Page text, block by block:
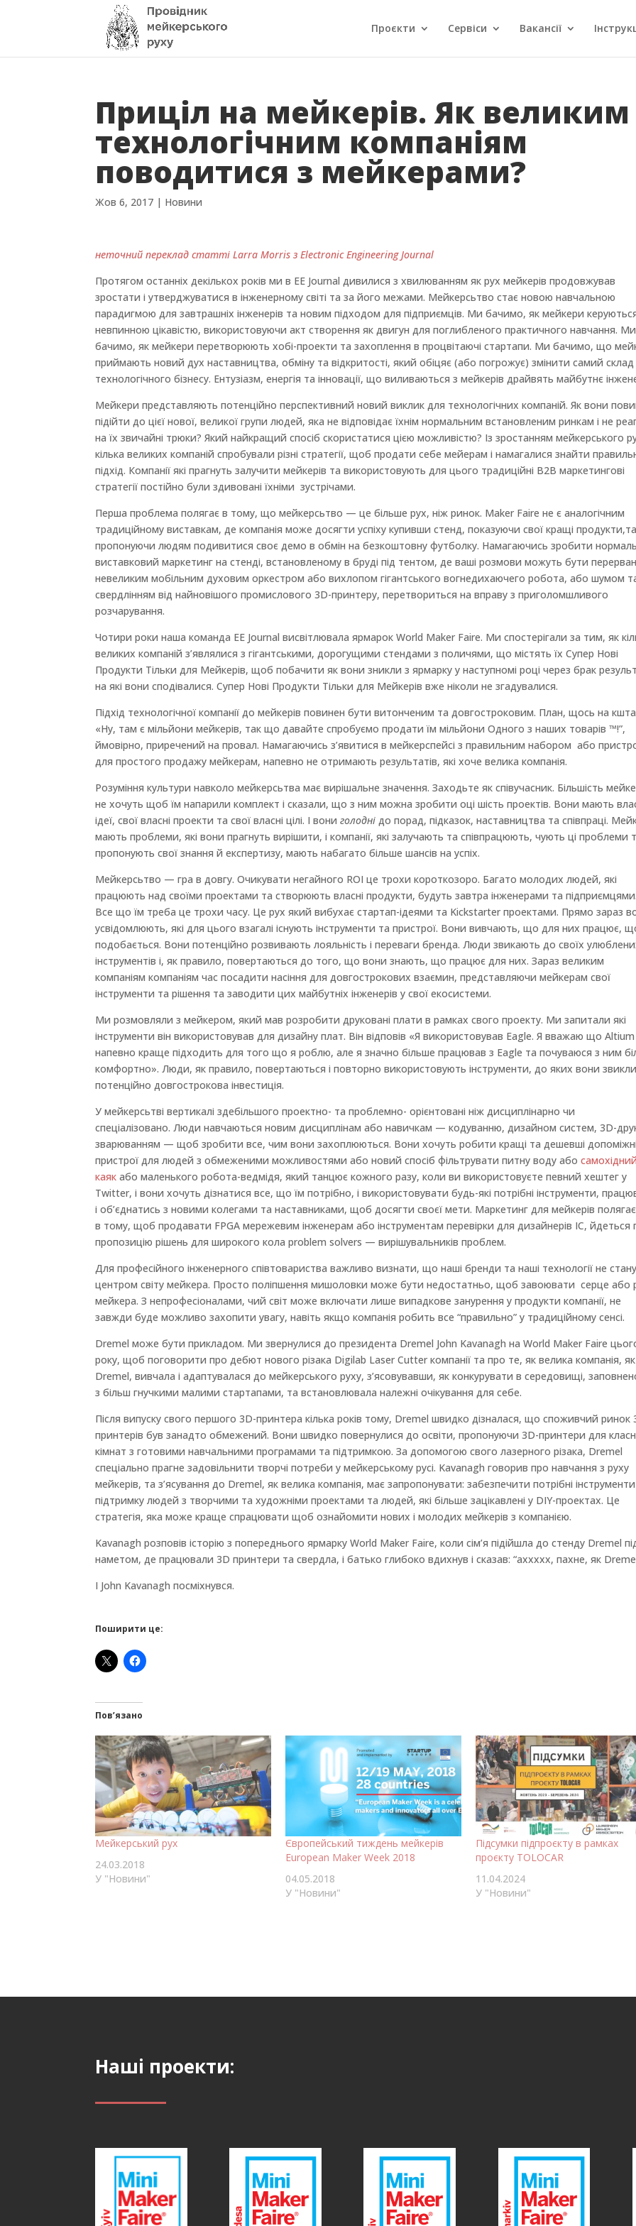
Проєкти Сервіси Вакансії
Приціл на мейкерів. Як великим
технологічним компаніям
поводитися з мейкерами?
Жов 6, 2017 | Новини
неточний переклад статті Larra Morris з Electronic Engineering Journal
Протягом останніх декількох років ми в EE Journal дивилися з хвилюванням як рух мейкерів продовжував
зростати і утверджуватися в інженерному світі та за його межами. Мейкерсьтво стає новою навчальною
парадигмою для завтрашніх інженерів та новим підходом для підприємців. Ми бачимо, як мейкери
невпинною цікавістю, використовуючи акт створення як двигун для поглибленого практичного навчання. Ми
бачимо, як мейкери перетворюють хобі-проекти та захоплення в процвітаючі стартапи. Ми бачимо, що
приймають новий дух наставництва, обміну та відкритості, який обіцяє (або погрожує) змінити самий склад
технологічного бізнесу. Ентузіазм, енергія та інновації, що виливаються з мейкерів драйвять майбутнє
Мейкери представляють потенційно перспективний новий виклик для технологічних компаній. Як вони
підійти до цієї нової, великої групи людей, яка не відповідає їхнім нормальним встановленим ринкам і не
на їх звичайні трюки? Який найкращий спосіб скористатися цією можливістю? Із зростанням мейкерського
кілька великих компаній спробували різні стратегії, щоб продати себе мейерам і намагалися знайти
підхід. Компанії які прагнуть залучити мейкерів та використовують для цього традиційні B2B маркетингові
стратегії постійно були здивовані їхніми зустрічами.
Перша проблема полягає в тому, що мейкерсьтво — це більше рух, ніж ринок. Maker Faire не є аналогічним
традиційному виставкам, де компанія може досягти успіху купивши стенд, показуючи свої кращі продукти,та
пропонуючи людям подивитися своє демо в обмін на безкоштовну футболку. Намагаючись зробити
виставковий маркетинг на стенді, встановленому в бруді під тентом, де ваші розмови можуть бути
невеликим мобільним духовим оркестром або вихлопом гігантського вогнедихаючего робота, або шумом
свердлінням від найновішого промислового 3D-принтеру, перетвориться на вправу з приголомшливого
розчарування.
Чотири роки наша команда EE Journal висвітлювала ярмарок World Maker Faire. Ми спостерігали за тим, як
великих компаній з’являлися з гігантськими, дорогущими стендами з поличями, що містять їх Супер Нові
Продукти Тільки для Мейкерів, щоб побачити як вони зникли з ярмарку у наступномі році через брак
на які вони сподівалися. Супер Нові Продукти Тільки для Мейкерів вже ніколи не згадувалися.
Підхід технологічної компанії до мейкерів повинен бути витонченим та довгостроковим. План, щось на
«Ну, там є мільйони мейкерів, так що давайте спробуємо продати їм мільйони Одного з наших товарів ™!”,
ймовірно, приречений на провал. Намагаючись з’явитися в мейкерспейсі з правильним набором або
для простого продажу мейкерам, напевно не отримають результатів, які хоче велика компанія.
Розуміння культури навколо мейкерсьтва має вирішальне значення. Заходьте як співучасник. Більшість
не хочуть щоб їм напарили комплект і сказали, що з ним можна зробити оці шість проектів. Вони мають
ідеї, свої власні проекти та свої власні цілі. І вониголодні до порад, підказок, наставництва та співпраці.
мають проблеми, які вони прагнуть вирішити, і компанії, які залучають та співпрацюють, чують ці проблеми
пропонують свої знання й експертизу, мають набагато більше шансів на успіх.
Мейкерсьтво — гра в довгу. Очикувати негайного ROI це трохи короткозоро. Багато молодих людей, які
працюють над своїми проектами та створюють власні продукти, будуть завтра інженерами та підприємцями.
Все що їм треба це трохи часу. Це рух який вибухає стартап-ідеями та Kickstarter проектами. Прямо зараз
усвідомлюють, які для цього взагалі існують інструменти та пристрої. Вони вивчають, що для них працює,
подобається. Вони потенційно розвивають лояльність і переваги бренда. Люди звикають до своїх
інструментів і, як правило, повертаються до того, що вони знають, що працює для них. Зараз великим
компаніям компаніям час посадити насіння для довгострокових взаємин, представляючи мейкерам свої
інструменти та рішення та заводити цих майбутніх інженерів у свої екосистеми.
Ми розмовляли з мейкером, який мав розробити друковані плати в рамках свого проекту. Ми запитали які
інструменти він використовував для дизайну плат. Він відповів «Я використовував Eagle. Я вважаю що Altium
напевно краще підходить для того що я роблю, але я значно більше працював з Eagle та почуваюся з ним
комфортно». Люди, як правило, повертаються і повторно використовують інструменти, до яких вони
потенційно довгострокова інвестиція.
У мейкерсьтві вертикалі здебільшого проектно- та проблемно- орієнтовані ніж дисциплінарно чи
спеціалізовано. Люди навчаються новим дисциплінам або навичкам — кодуванню, дизайном систем, 3D-
зварюванням — щоб зробити все, чим вони захоплюються. Вони хочуть робити кращі та дешевші допоміжні
пристрої для людей з обмеженими можливостями або новий спосіб фільтрувати питну воду абосамохідний
каяк або маленького робота-ведмідя, який танцює кожного разу, коли ви використовуєте певний хештег у
Twitter, і вони хочуть дізнатися все, що їм потрібно, і використовувати будь-які потрібні інструменти,
і об’єднатись з новими колегами та наставниками, щоб досягти своєї мети. Маркетинг для мейкерів
в тому, щоб продавати FPGA мережевим інженерам або інструментам перевірки для дизайнерів IC, йдеться
пропозицію рішень для широкого кола problem solvers — вирішувальників проблем.
Для професійного інженерного співтовариства важливо визнати, що наші бренди та наші технології не
центром світу мейкера. Просто поліпшення мишоловки може бути недостатньо, щоб завоювати серце або
мейкера. З непрофесіоналами, чий світ може включати лише випадкове занурення у продукти компанії, не
завжди буде можливо захопити увагу, навіть якщо компанія робить все “правильно” у традиційному сенсі.
Dremel може бути прикладом. Ми звернулися до президента Dremel John Kavanagh на World Maker Faire
року, щоб поговорити про дебют нового різака Digilab Laser Cutter компанії та про те, як велика компанія, як
Dremel, вивчала і адаптувалася до мейкерського руху, з’ясовувавши, як конкурувати в середовищі,
з більш гнучкими малими стартапами, та встановлювала належні очікування для себе.
Після випуску свого першого 3D-принтера кілька років тому, Dremel швидко дізналася, що споживчий ринок
принтерів був занадто обмежений. Вони швидко повернулися до освіти, пропонуючи 3D-принтери для
кімнат з готовими навчальними програмами та підтримкою. За допомогою свого лазерного різака, Dremel
спеціально прагне задовільнити творчі потреби у мейкерському русі. Kavanagh говорив про навчання з руху
мейкерів, та з’ясування до Dremel, як велика компанія, має запропонувати: забезпечити потрібні
підтримку людей з творчими та художніми проектами та людей, які більше зацікавлені у DIY-проектах. Це
стратегія, яка може краще спрацювати щоб ознайомити нових і молодих мейкерів з компанією.
Kavanagh розповів історію з попереднього ярмарку World Maker Faire, коли сім’я підійшла до стенду Dremel
наметом, де працювали 3D принтери та свердла, і батько глибоко вдихнув і сказав: “аххххх, пахне, як
І John Kavanagh посміхнувся.
Поширити це:
Пов’язано
Мейкерський рух
24.03.2018
У "Новини"
Європейський тиждень мейкерів
European Maker Week 2018
04.05.2018
У "Новини"
Підсумки підпроєкту в рамках
проєкту TOLOCAR
11.04.2024
У "Новини"
Наші проекти: